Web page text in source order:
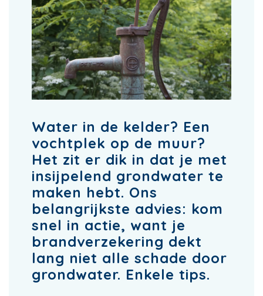
Water in de kelder? Een
vochtplek op de muur?
Het zit er dik in dat je met
insijpelend grondwater te
maken hebt. Ons
belangrijkste advies: kom
snel in actie, want je
brandverzekering dekt
lang niet alle schade door
grondwater. Enkele tips.